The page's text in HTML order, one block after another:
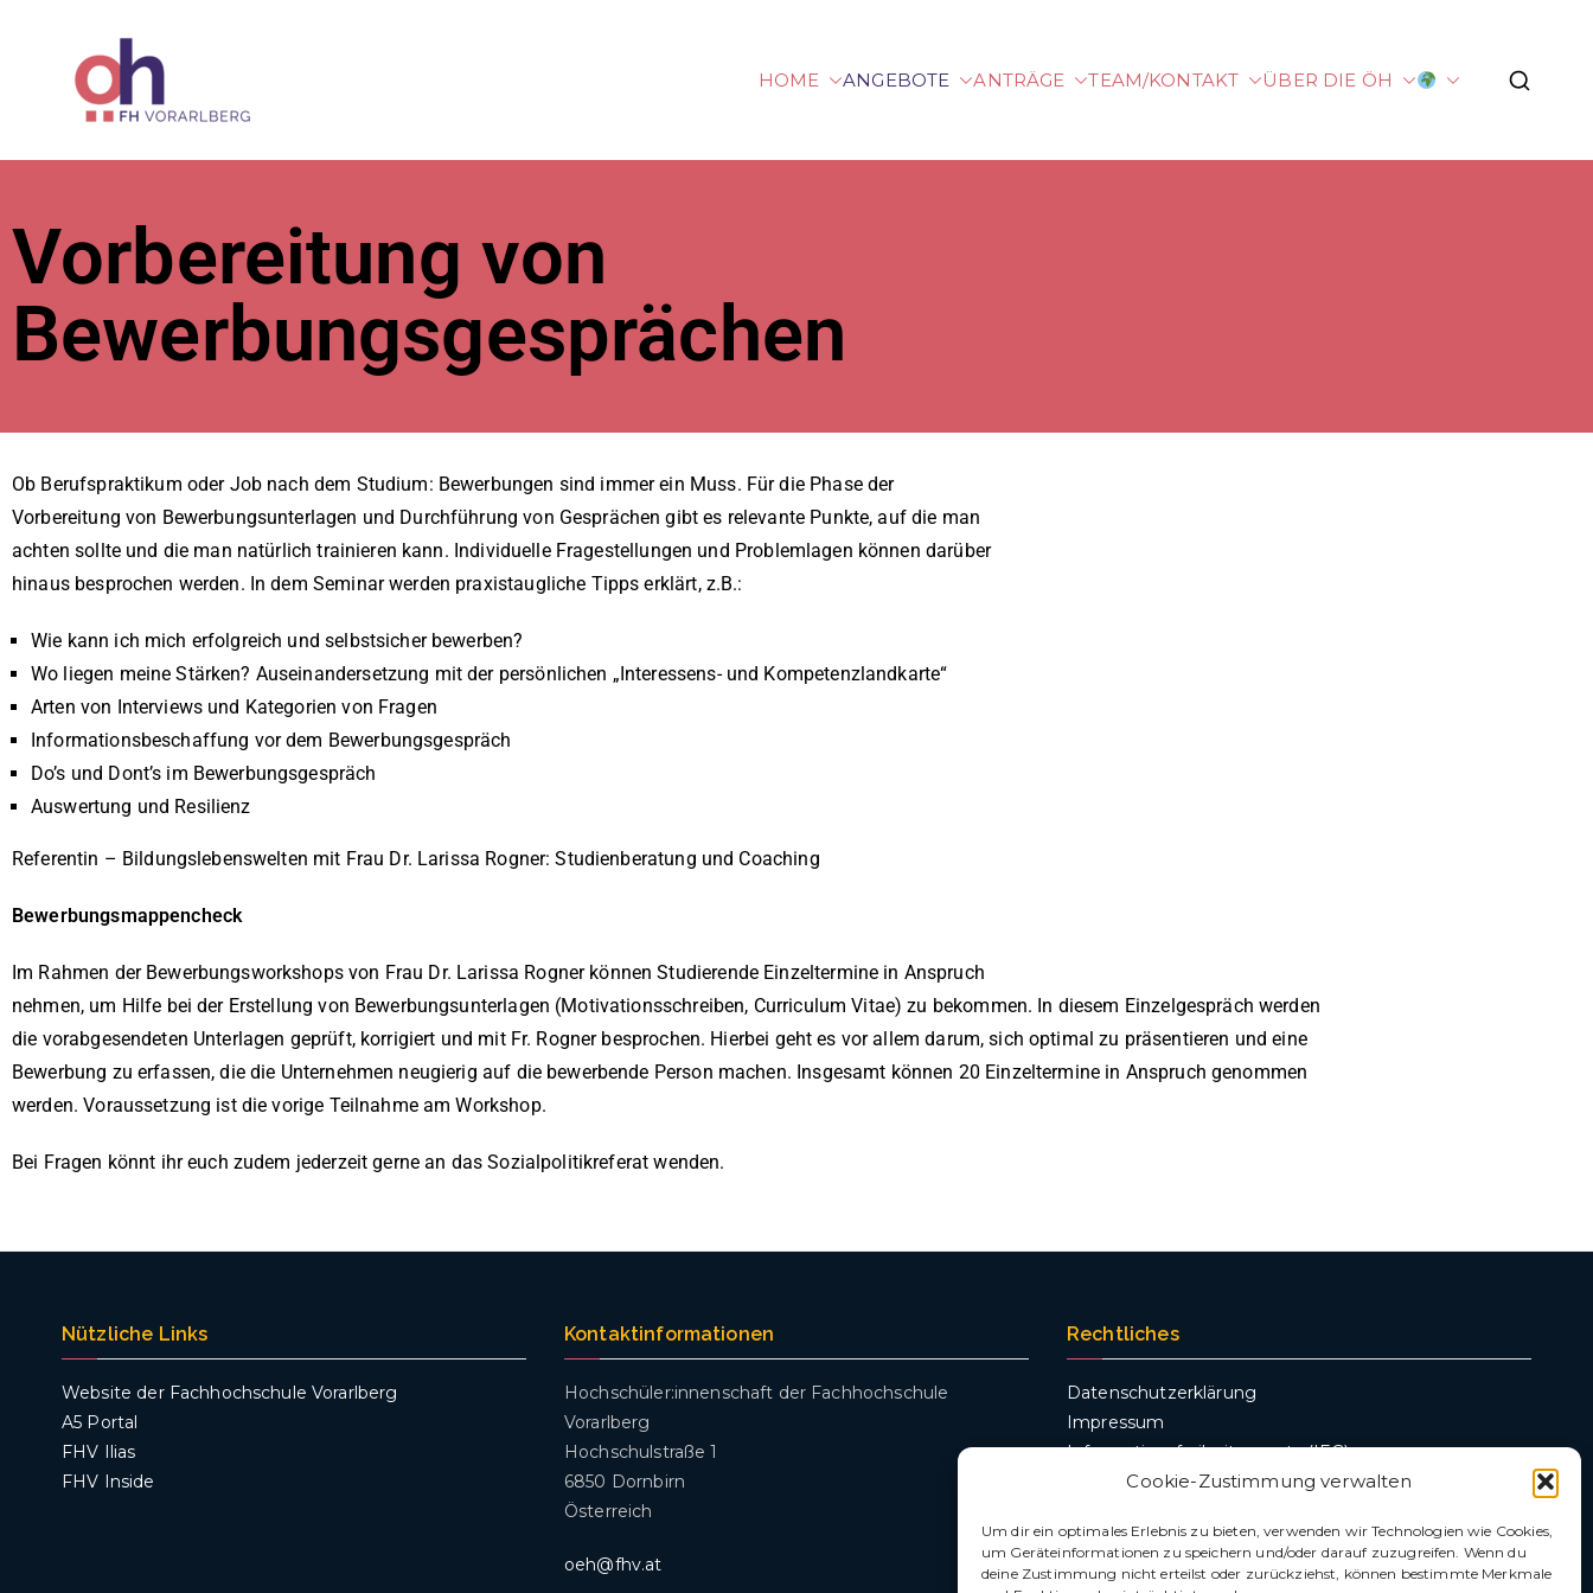
Cookie-Zustimmung verwalten
Um dir ein optimales Erlebnis zu bieten, verwenden wir Technologien wie Cookies,
um Geräteinformationen zu speichern und/oder darauf zuzugreifen. Wenn du
deine Zustimmung nicht erteilst oder zurückziehst, können bestimmte Merkmale
HOME ANGEBOTE ANTRÄGE TEAM/KONTAKT ÜBER DIE ÖH
Vorbereitung von
Bewerbungsgesprächen
Ob Berufspraktikum oder Job nach dem Studium: Bewerbungen sind immer ein Muss. Für die Phase der
Vorbereitung von Bewerbungsunterlagen und Durchführung von Gesprächen gibt es relevante Punkte, auf die man
achten sollte und die man natürlich trainieren kann. Individuelle Fragestellungen und Problemlagen können darüber
hinaus besprochen werden. In dem Seminar werden praxistaugliche Tipps erklärt, z.B.:
Wie kann ich mich erfolgreich und selbstsicher bewerben?
Wo liegen meine Stärken? Auseinandersetzung mit der persönlichen „Interessens- und Kompetenzlandkarte“
Arten von Interviews und Kategorien von Fragen
Informationsbeschaffung vor dem Bewerbungsgespräch
Do’s und Dont’s im Bewerbungsgespräch
Auswertung und Resilienz
Referentin – Bildungslebenswelten mit Frau Dr. Larissa Rogner: Studienberatung und Coaching
Bewerbungsmappencheck
Im Rahmen der Bewerbungsworkshops von Frau Dr. Larissa Rogner können Studierende Einzeltermine in Anspruch
nehmen, um Hilfe bei der Erstellung von Bewerbungsunterlagen (Motivationsschreiben, Curriculum Vitae) zu bekommen. In diesem Einzelgespräch werden
die vorabgesendeten Unterlagen geprüft, korrigiert und mit Fr. Rogner besprochen. Hierbei geht es vor allem darum, sich optimal zu präsentieren und eine
Bewerbung zu erfassen, die die Unternehmen neugierig auf die bewerbende Person machen. Insgesamt können 20 Einzeltermine in Anspruch genommen
werden. Voraussetzung ist die vorige Teilnahme am Workshop.
Bei Fragen könnt ihr euch zudem jederzeit gerne an das Sozialpolitikreferat wenden.
Nützliche Links
Website der Fachhochschule Vorarlberg
A5 Portal
FHV Ilias
FHV Inside
Kontaktinformationen
Hochschüler:innenschaft der Fachhochschule
Vorarlberg
Hochschulstraße 1
6850 Dornbirn
Österreich
oeh@fhv.at
Rechtliches
Datenschutzerklärung
Impressum
Informationsfreiheitsgesetz (IFG)